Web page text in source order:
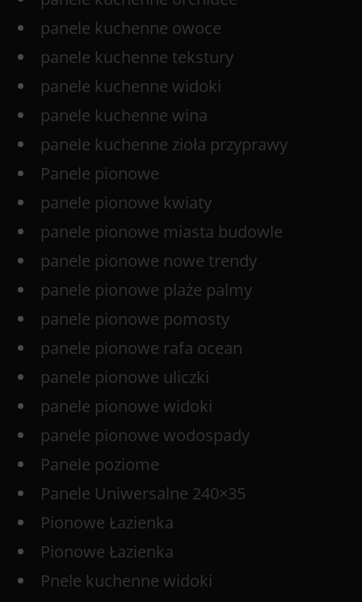
panele kuchenne owoce
panele kuchenne tekstury
panele kuchenne widoki
panele kuchenne wina
panele kuchenne zioła przyprawy
Panele pionowe
panele pionowe kwiaty
panele pionowe miasta budowle
panele pionowe nowe trendy
panele pionowe plaże palmy
panele pionowe pomosty
panele pionowe rafa ocean
panele pionowe uliczki
panele pionowe widoki
panele pionowe wodospady
Panele poziome
Panele Uniwersalne 240×35
Pionowe Łazienka
Pionowe Łazienka
Pnele kuchenne widoki